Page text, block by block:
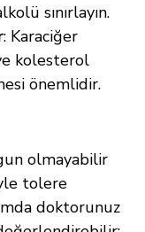
sınırlayın.
: Karaciğer
kolesterol
önemlidir.
olmayabilir
tolere
doktorunuz